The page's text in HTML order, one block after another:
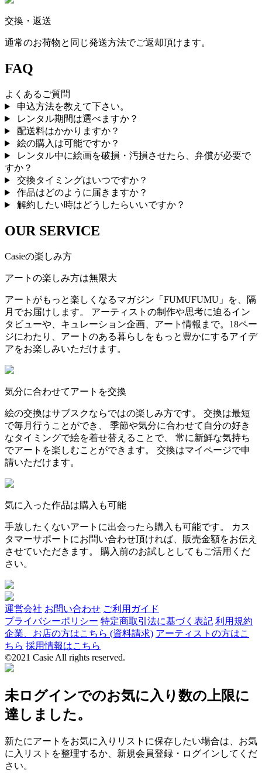
交換・返送
通常のお荷物と同じ発送方法でご返却頂けます。
FAQ
よくあるご質問
申込方法を教えて下さい。
レンタル期間は選べますか？
配送料はかかりますか？
絵の購入は可能ですか？
レンタル中に絵画を破損・汚損させたら、弁償が必要で
すか？
交換タイミングはいつですか？
作品はどのように届きますか？
解約したい時はどうしたらいいですか？
OUR SERVICE
Casieの楽しみ方
アートの楽しみ方は無限大
アートがもっと楽しくなるマガジン「FUMUFUMU」を、隔
月でお届けします。 アーティストの制作や思考に迫るイン
タビューや、キュレーション企画、アート情報まで。18ペー
ジにわたり、アートのある暮らしをもっと豊かにするアイデ
アをお楽しみいただけます。
気分に合わせてアートを交換
絵の交換はサブスクならではの楽しみ方です。 交換は最短
で毎月行うことができ、 季節や気分に合わせて自分の好き
なタイミングで絵を着せ替えることで、 常に新鮮な気持ち
でアートを楽しむことができます。 交換はマイページで申
請いただけます。
気に入った作品は購入も可能
手放したくないアートに出会ったら購入も可能です。 カス
タマーサポートにお問い合わせ頂ければ、販売金額をお伝え
させていただきます。 購入前のお試しとしてもご活用くだ
さい。
運営会社 お問い合わせ ご利用ガイド
プライバシーポリシー 特定商取引法に基づく表記 利用規約
企業、お店の方はこちら (資料請求) アーティストの方はこ
ちら 採用情報はこちら
©2021 Casie All rights reserved.
未ログインでのお気に入り数の上限に
達しました。
新たにアートをお気に入りリストに保存したい場合は、お気
に入リストを整理するか、新規会員登録・ログインしてくだ
さい。